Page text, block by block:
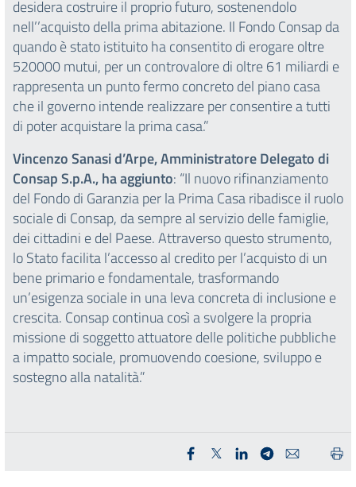
desidera costruire il proprio futuro, sostenendolo
nell’’acquisto della prima abitazione. Il Fondo Consap da
quando è stato istituito ha consentito di erogare oltre
520000 mutui, per un controvalore di oltre 61 miliardi e
rappresenta un punto fermo concreto del piano casa
che il governo intende realizzare per consentire a tutti
di poter acquistare la prima casa.”
Vincenzo Sanasi d’Arpe, Amministratore Delegato di
Consap S.p.A., ha aggiunto: “Il nuovo rifinanziamento
del Fondo di Garanzia per la Prima Casa ribadisce il ruolo
sociale di Consap, da sempre al servizio delle famiglie,
dei cittadini e del Paese. Attraverso questo strumento,
lo Stato facilita l’accesso al credito per l’acquisto di un
bene primario e fondamentale, trasformando
un’esigenza sociale in una leva concreta di inclusione e
crescita. Consap continua così a svolgere la propria
missione di soggetto attuatore delle politiche pubbliche
a impatto sociale, promuovendo coesione, sviluppo e
sostegno alla natalità.”